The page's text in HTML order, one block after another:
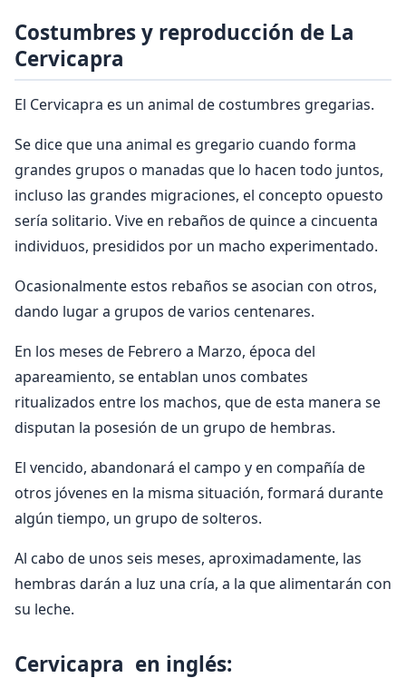
Costumbres y reproducción de La
Cervicapra
El Cervicapra es un animal de costumbres gregarias.
Se dice que una animal es gregario cuando forma
grandes grupos o manadas que lo hacen todo juntos,
incluso las grandes migraciones, el concepto opuesto
sería solitario. Vive en rebaños de quince a cincuenta
individuos, presididos por un macho experimentado.
Ocasionalmente estos rebaños se asocian con otros,
dando lugar a grupos de varios centenares.
En los meses de Febrero a Marzo, época del
apareamiento, se entablan unos combates
ritualizados entre los machos, que de esta manera se
disputan la posesión de un grupo de hembras.
El vencido, abandonará el campo y en compañía de
otros jóvenes en la misma situación, formará durante
algún tiempo, un grupo de solteros.
Al cabo de unos seis meses, aproximadamente, las
hembras darán a luz una cría, a la que alimentarán con
su leche.
Cervicapra en inglés: